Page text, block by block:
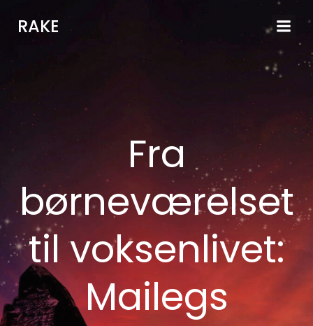
indhold
RAKE
Fra
børneværelset
til voksenlivet:
Mailegs